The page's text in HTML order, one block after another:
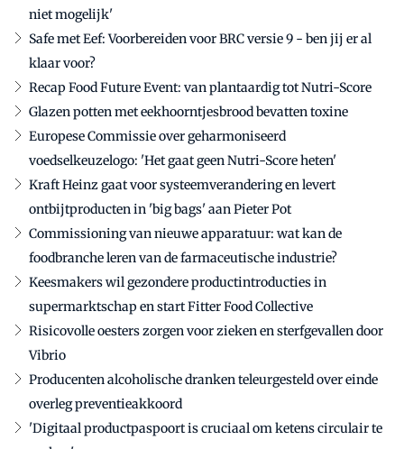
niet mogelijk'
Safe met Eef: Voorbereiden voor BRC versie 9 - ben jij er al
klaar voor?
Recap Food Future Event: van plantaardig tot Nutri-Score
Glazen potten met eekhoorntjesbrood bevatten toxine
Europese Commissie over geharmoniseerd
voedselkeuzelogo: 'Het gaat geen Nutri-Score heten'
Kraft Heinz gaat voor systeemverandering en levert
ontbijtproducten in 'big bags' aan Pieter Pot
Commissioning van nieuwe apparatuur: wat kan de
foodbranche leren van de farmaceutische industrie?
Keesmakers wil gezondere productintroducties in
supermarktschap en start Fitter Food Collective
Risicovolle oesters zorgen voor zieken en sterfgevallen door
Vibrio
Producenten alcoholische dranken teleurgesteld over einde
overleg preventieakkoord
'Digitaal productpaspoort is cruciaal om ketens circulair te